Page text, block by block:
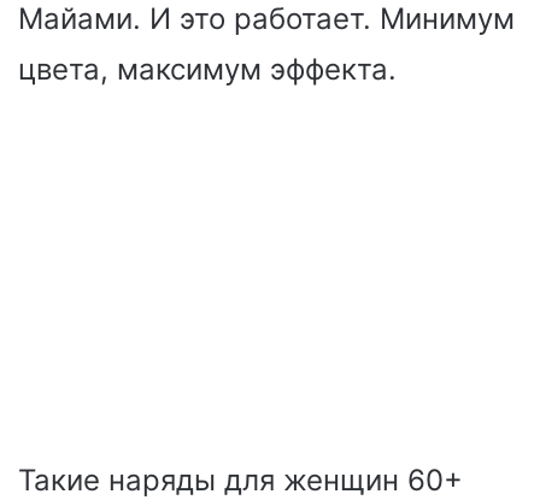
Майами. И это работает. Минимум
цвета, максимум эффекта.
Такие наряды для женщин 60+